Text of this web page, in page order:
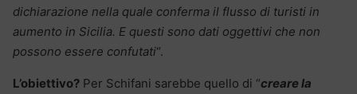
dichiarazione nella quale conferma il flusso di turisti in
aumento in Sicilia. E questi sono dati oggettivi che non
possono essere confutati“.
L’obiettivo? Per Schifani sarebbe quello di “creare la